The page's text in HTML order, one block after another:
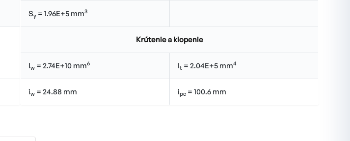
Sy = 1.96E+5 mm3
Krútenie a klopenie
Iw = 2.74E+10 mm6 It = 2.04E+5 mm4
iw = 24.88 mm ipc = 100.6 mm